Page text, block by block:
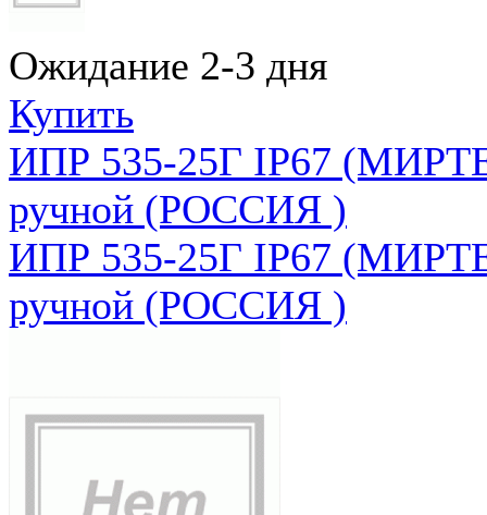
Ожидание 2-3 дня
Купить
ИПР 535-25Г IP67
ручной (РОССИЯ )
ИПР 535-25Г IP67
ручной (РОССИЯ )